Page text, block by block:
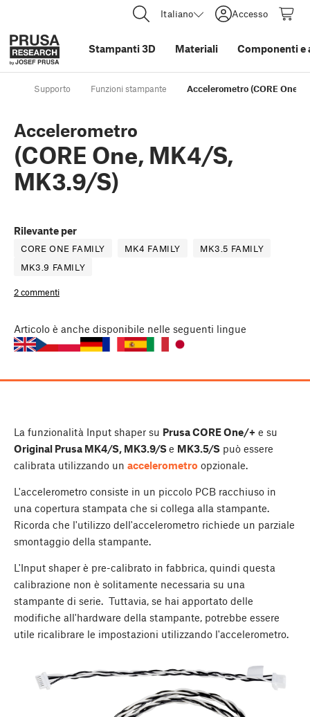
Italiano Accesso
Stampanti 3D Materiali Componenti e
Supporto Funzioni stampante Accelerometro (CORE One,
Accelerometro
(CORE One, MK4/S,
MK3.9/S)
Rilevante per
CORE ONE FAMILY MK4 FAMILY
MK3.5 FAMILY
MK3.9 FAMILY
2 commenti
Articolo è anche disponibile nelle seguenti lingue
La funzionalità Input shaper su Prusa CORE One/+ e su
Original Prusa MK4/S, MK3.9/Se MK3.5/S può essere
calibrata utilizzando un accelerometro opzionale.
L'accelerometro consiste in un piccolo PCB racchiuso in
una copertura stampata che si collega alla stampante.
Ricorda che l'utilizzo dell'accelerometro richiede un parziale
smontaggio della stampante.
L'Input shaper è pre-calibrato in fabbrica, quindi questa
calibrazione non è solitamente necessaria su una
stampante di serie. Tuttavia, se hai apportato delle
modifiche all'hardware della stampante, potrebbe essere
utile ricalibrare le impostazioni utilizzando l'accelerometro.